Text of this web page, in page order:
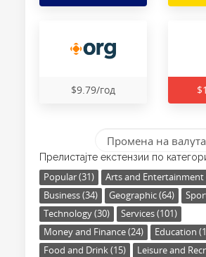
$9.79/год
Прелистајте екстензии по
Popular (31)
Arts and Entertainment
Business (34)
Geographic (64)
Technology (30)
Services (101)
Money and Finance (24)
Education
Food and Drink (15)
Leisure and